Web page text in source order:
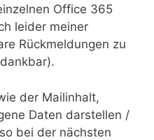
Office 365
leider meiner
Rückmeldungen zu
der Mailinhalt,
Daten darstellen /
bei der nächsten